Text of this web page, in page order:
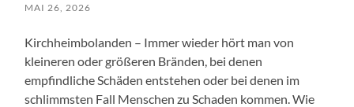
MAI 26, 2026
Kirchheimbolanden – Immer wieder hört man von
kleineren oder größeren Bränden, bei denen
empfindliche Schäden entstehen oder bei denen im
schlimmsten Fall Menschen zu Schaden kommen. Wie